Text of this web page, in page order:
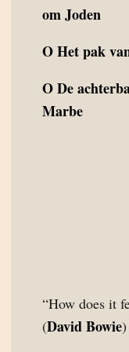
om Joden
OHet pak
ODe
Marbe
“How does it
(David Bowie)